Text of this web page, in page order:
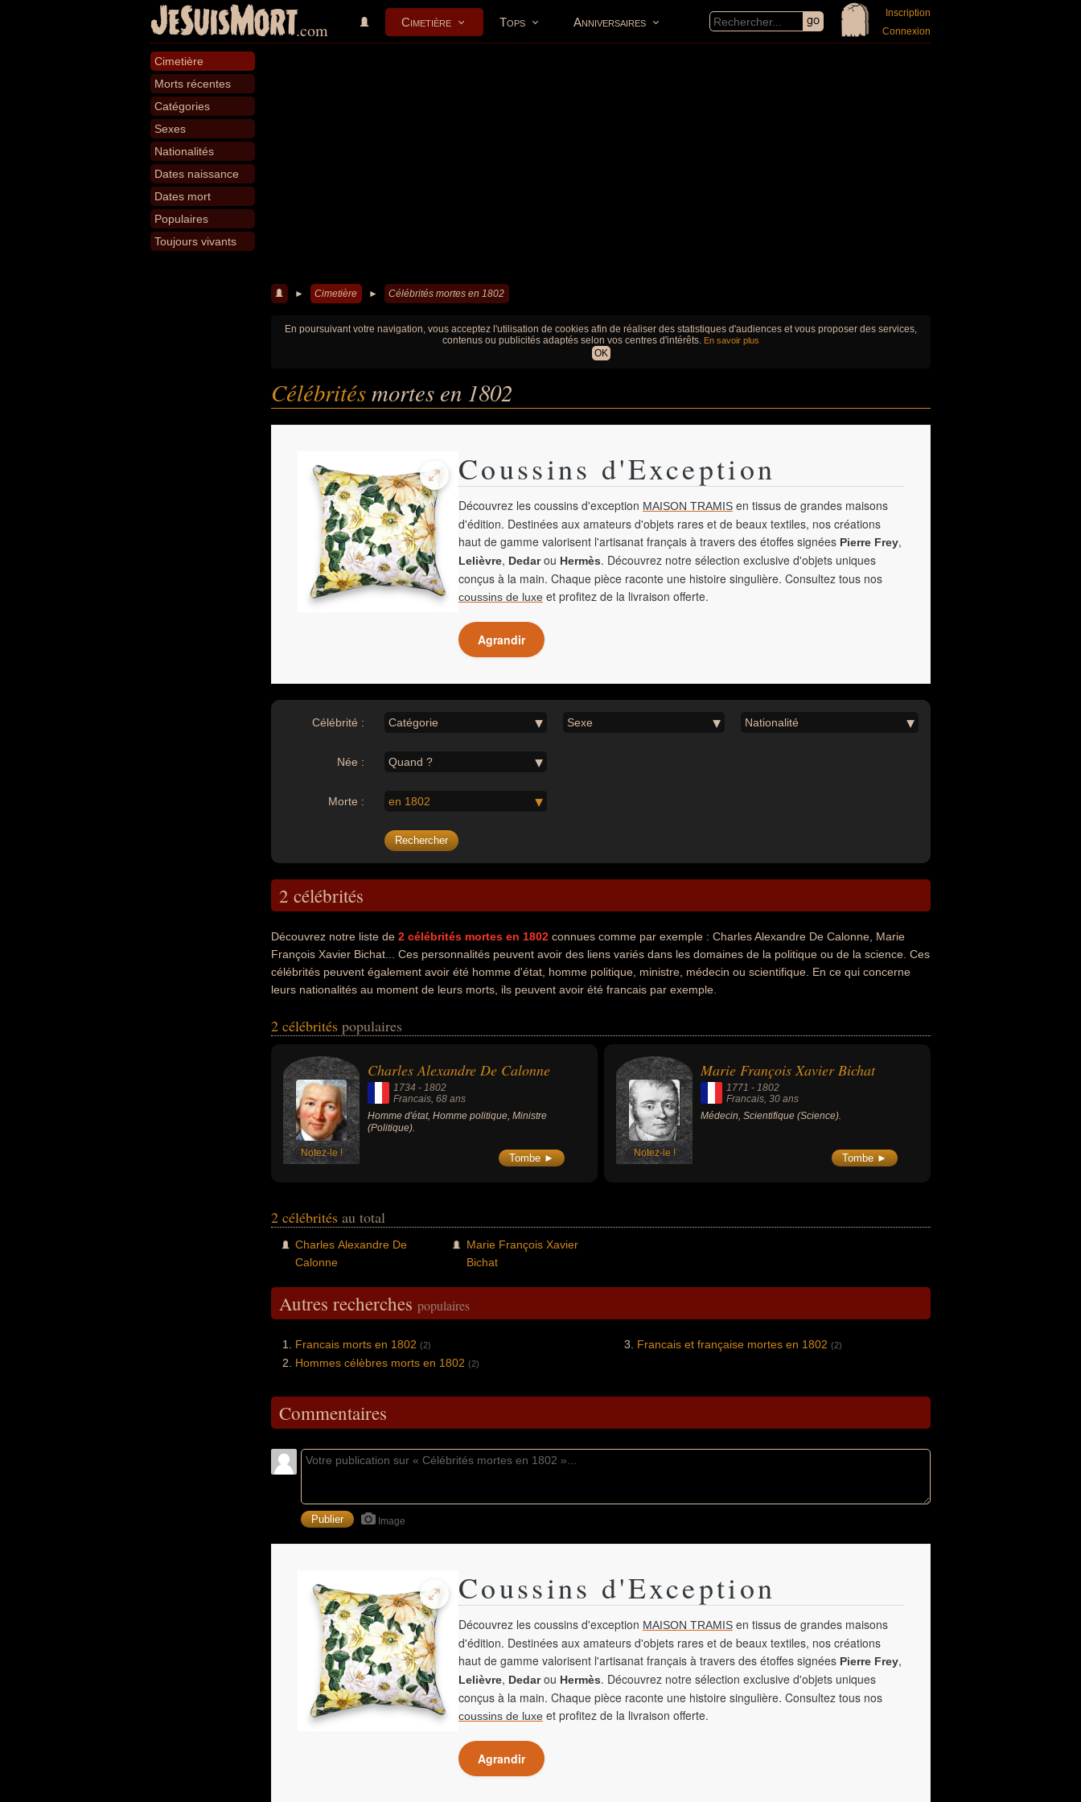
JeSuisMort.com Cimetière Tops Anniversaires
Inscription
Connexion
Cimetière
Morts récentes
Catégories
Sexes
Nationalités
Dates naissance
Dates mort
Populaires
Toujours vivants
► Cimetière ► Célébrités mortes en 1802
En poursuivant votre navigation, vous acceptez l'utilisation de cookies afin de réaliser des statistiques d'audiences et vous proposer des services,
contenus ou publicités adaptés selon vos centres d'intérêts. En savoir plus
OK
Célébritésmortes en 1802
Coussins d'Exception
Découvrez les coussins d'exception MAISON TRAMIS en tissus de grandes maisons
d'édition. Destinées aux amateurs d'objets rares et de beaux textiles, nos créations
haut de gamme valorisent l'artisanat français à travers des étoffes signées Pierre Frey,
Lelièvre, Dedarou Hermès. Découvrez notre sélection exclusive d'objets uniques
conçus à la main. Chaque pièce raconte une histoire singulière. Consultez tous nos
coussins de luxe et profitez de la livraison offerte.
Agrandir
Célébrité : Catégorie Sexe Nationalité
Née : Quand ?
Morte : en 1802
2 célébrités
Découvrez notre liste de 2 célébrités mortes en 1802 connues comme par exemple : Charles Alexandre De Calonne, Marie
François Xavier Bichat... Ces personnalités peuvent avoir des liens variés dans les domaines de la politique ou de la science. Ces
célébrités peuvent également avoir été homme d'état, homme politique, ministre, médecin ou scientifique. En ce qui concerne
leurs nationalités au moment de leurs morts, ils peuvent avoir été francais par exemple.
2 célébrités populaires
Notez-le !
Charles Alexandre De Calonne
1734 - 1802
Francais, 68 ans
Homme d'état, Homme politique, Ministre
(Politique).
Tombe ► Notez-le !
Marie François Xavier Bichat
1771 -1802
Francais, 30 ans
Médecin, Scientifique (Science).
Tombe ►
2 célébrités au total
Charles Alexandre De
Calonne
Marie François Xavier
Bichat
Autres recherches populaires
Francais morts en 1802 (2)
Hommes célèbres morts en 1802 (2)
Francais et française mortes en 1802 (2)
Commentaires
Image
Coussins d'Exception
Découvrez les coussins d'exception MAISON TRAMIS en tissus de grandes maisons
d'édition. Destinées aux amateurs d'objets rares et de beaux textiles, nos créations
haut de gamme valorisent l'artisanat français à travers des étoffes signées Pierre Frey,
Lelièvre, Dedarou Hermès. Découvrez notre sélection exclusive d'objets uniques
conçus à la main. Chaque pièce raconte une histoire singulière. Consultez tous nos
coussins de luxe et profitez de la livraison offerte.
Agrandir